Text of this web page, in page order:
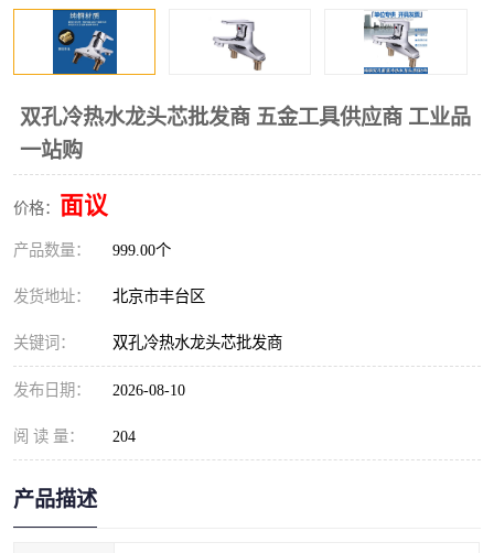
双孔冷热水龙头芯批发商 五金工具供应商 工业品
一站购
价格： 面议
产品数量： 999.00个
发货地址： 北京市丰台区
关键词： 双孔冷热水龙头芯批发商
发布日期： 2026-08-10
阅 读 量： 204
产品描述